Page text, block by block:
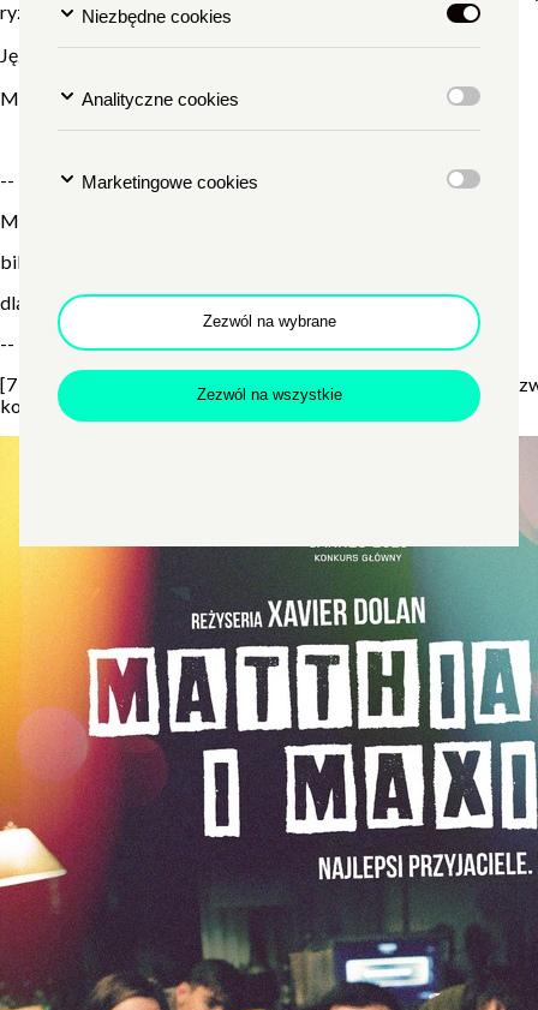
popup
Dołącz do newslettera
POTWIERDŹ ADRES EMAIL
Wyrażam zgodę na przetwarzanie danych osobowych
w celu skorzystania z usługi newsletter.
Administratorem danych osobowych jest Centrum
ryzykując wszystko, powiedzieć: „Kocham”.
Język: francuski z polskimi napisami
MATTHIAS I MAXIME, reż. Xavier Dolan, Kanada, 2019, 119'
--
Miejsce wydarzenia:
bilety: 12 zł
dla kogo: młodzież, dorośli
--
[7 młodych ludzi siedzi na podłodze i pozuje do zdjęcia. Za
kolorach tęczy.]
Niezbędne cookies
Analityczne cookies
Marketingowe cookies
Zezwól na wybrane
Zezwól na wszystkie